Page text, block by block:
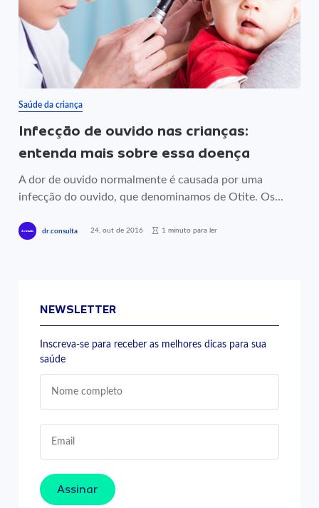
Saúde da criança
Infecção de ouvido nas crianças:
entenda mais sobre essa doença
A dor de ouvido normalmente é causada por uma
infecção do ouvido, que denominamos de Otite. Os...
dr.consulta 24, out de 2016 1 minuto para ler
NEWSLETTER
Inscreva-se para receber as melhores dicas para sua
saúde
Assinar